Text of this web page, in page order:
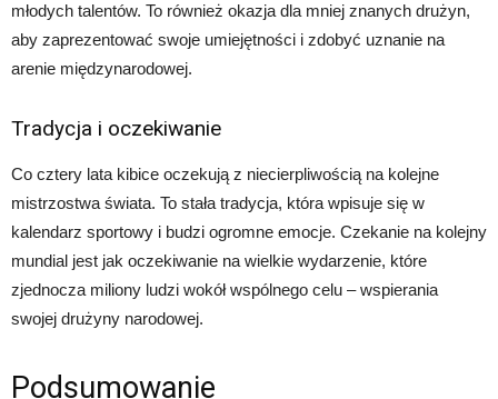
młodych talentów. To również okazja dla mniej znanych drużyn,
aby zaprezentować swoje umiejętności i zdobyć uznanie na
arenie międzynarodowej.
Tradycja i oczekiwanie
Co cztery lata kibice oczekują z niecierpliwością na kolejne
mistrzostwa świata. To stała tradycja, która wpisuje się w
kalendarz sportowy i budzi ogromne emocje. Czekanie na kolejny
mundial jest jak oczekiwanie na wielkie wydarzenie, które
zjednocza miliony ludzi wokół wspólnego celu – wspierania
swojej drużyny narodowej.
Podsumowanie